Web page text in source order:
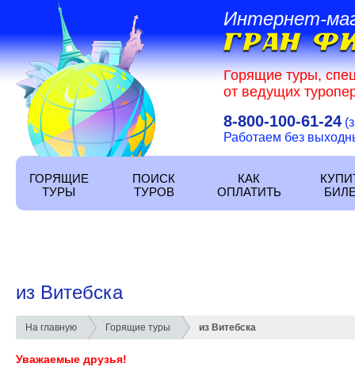
Интернет-
Горящие туры,
от ведущих
8-800-100-61-24
Работаем без
ГОРЯЩИЕ
ТУРЫ
ПОИСК
ТУРОВ
КАК
ОПЛАТИТЬ
из Витебска
На главную Горящие туры из Витебска
Уважаемые друзья!